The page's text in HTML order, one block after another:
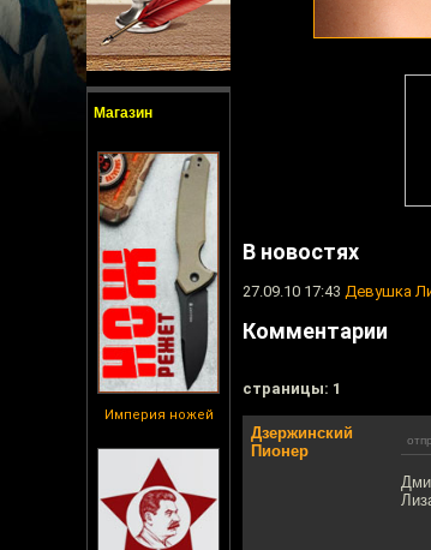
Магазин
Империя ножей
В новостях
27.09.10 17:43 Девушка
Комментарии
cтраницы: 1
Дзержинский
Пионер